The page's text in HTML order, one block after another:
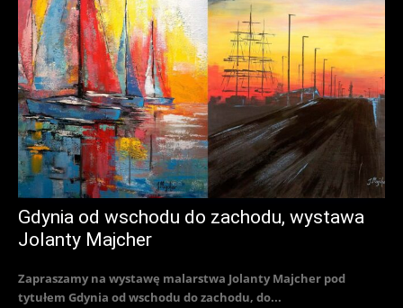
Gdynia od wschodu do zachodu, wystawa
Jolanty Majcher
Zapraszamy na wystawę malarstwa Jolanty Majcher pod
tytułem Gdynia od wschodu do zachodu, do...